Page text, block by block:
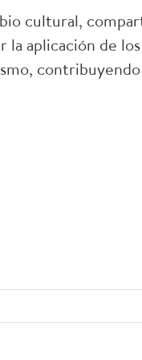
cultural,
la aplicación de los
contribuyendo